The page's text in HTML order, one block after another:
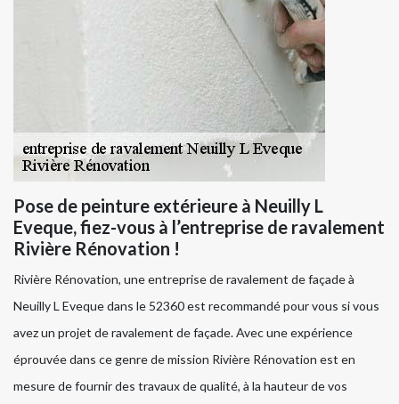
Pose de peinture extérieure à Neuilly L
Eveque, fiez-vous à l’entreprise de ravalement
Rivière Rénovation !
Rivière Rénovation, une entreprise de ravalement de façade à
Neuilly L Eveque dans le 52360 est recommandé pour vous si vous
avez un projet de ravalement de façade. Avec une expérience
éprouvée dans ce genre de mission Rivière Rénovation est en
mesure de fournir des travaux de qualité, à la hauteur de vos